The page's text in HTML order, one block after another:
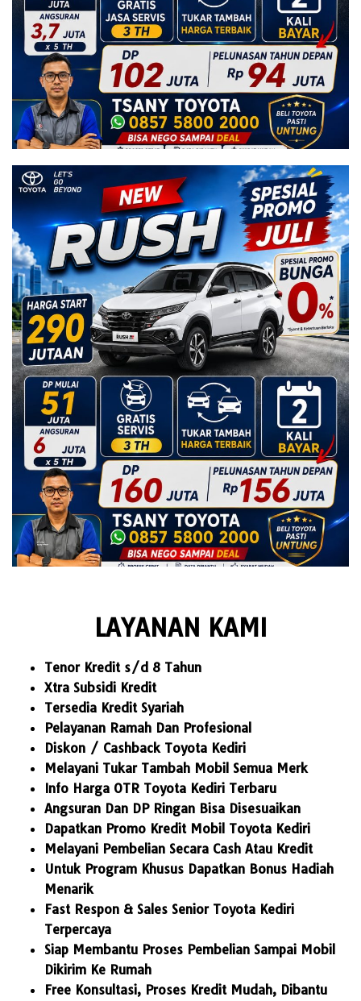
LAYANAN KAMI
Tenor Kredit s/d 8 Tahun
Xtra Subsidi Kredit
Tersedia Kredit Syariah
Pelayanan Ramah Dan Profesional
Diskon / Cashback Toyota Kediri
Melayani Tukar Tambah Mobil Semua Merk
Info Harga OTR Toyota Kediri Terbaru
Angsuran Dan DP Ringan Bisa Disesuaikan
Dapatkan Promo Kredit Mobil Toyota Kediri
Melayani Pembelian Secara Cash Atau Kredit
Untuk Program Khusus Dapatkan Bonus Hadiah
Menarik
Fast Respon & Sales Senior Toyota Kediri
Terpercaya
Siap Membantu Proses Pembelian Sampai Mobil
Dikirim Ke Rumah
Free Konsultasi, Proses Kredit Mudah, Dibantu